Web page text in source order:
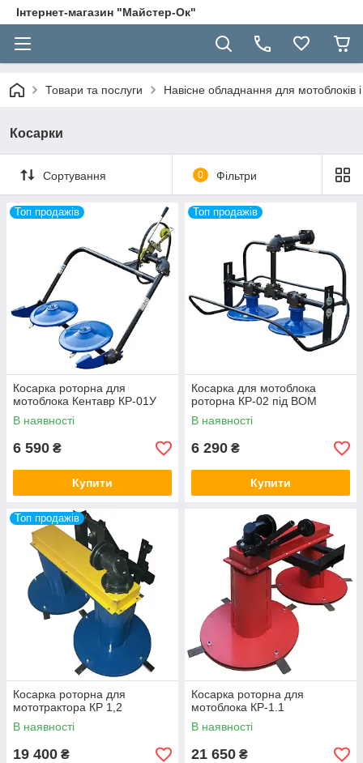
Інтернет-магазин "Майстер-Ок"
Товари та послуги Навісне обладнання для мотоблоків і
Косарки
Сортування 0 Фільтри
Топ продажів
Косарка роторна для
мотоблока Кентавр КР-01У
В наявності
6 590 ₴
Купити
Топ продажів
Косарка для мотоблока
роторна КР-02 під ВОМ
В наявності
6 290 ₴
Купити
Топ продажів
Косарка роторна для
мототрактора КР 1,2
В наявності
19 400 ₴
Косарка роторна для
мотоблока КР-1.1
В наявності
21 650 ₴